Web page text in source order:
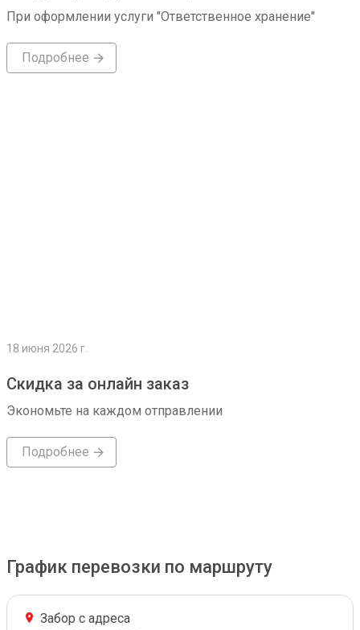
При оформлении услуги "Ответственное хранение"
Подробнее
18 июня 2026 г.
Скидка за онлайн заказ
Экономьте на каждом отправлении
Подробнее
График перевозки по маршруту
Забор с адреса